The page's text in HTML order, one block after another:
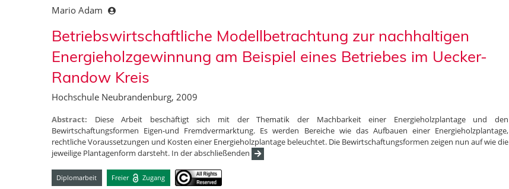
Mario Adam
Betriebswirtschaftliche Modellbetrachtung zur nachhaltigen
Energieholzgewinnung am Beispiel eines Betriebes im Uecker-
Randow Kreis
Hochschule Neubrandenburg, 2009
Abstract: Diese Arbeit beschäftigt sich mit der Thematik der Machbarkeit einer Energieholzplantage und den
Bewirtschaftungsformen Eigen-und Fremdvermarktung. Es werden Bereiche wie das Aufbauen einer Energieholzplantage,
rechtliche Voraussetzungen und Kosten einer Energieholzplantage beleuchtet. Die Bewirtschaftungsformen zeigen nun auf wie die
jeweilige Plantagenform darsteht. In der abschließenden
Diplomarbeit Freier Zugang